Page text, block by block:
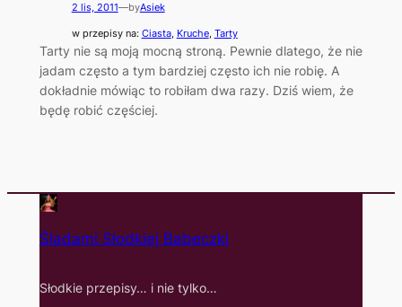
2 lis, 2011—byAsiek
w przepisy na: Ciasta, Kruche, Tarty
Tarty nie są moją mocną stroną. Pewnie dlatego, że nie
jadam często a tym bardziej często ich nie robię. A
dokładnie mówiąc to robiłam dwa razy. Dziś wiem, że
będę robić częściej.
Śladami Słodkiej Babeczki
Słodkie przepisy… i nie tylko…